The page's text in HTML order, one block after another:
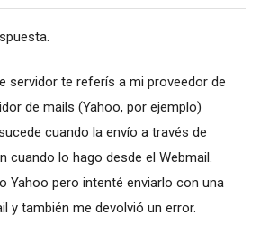
servidor te referís a mi proveedor de
de mails (Yahoo, por ejemplo)
cuando la envío a través de
cuando lo hago desde el Webmail.
Yahoo pero intenté enviarlo con una
y también me devolvió un error.